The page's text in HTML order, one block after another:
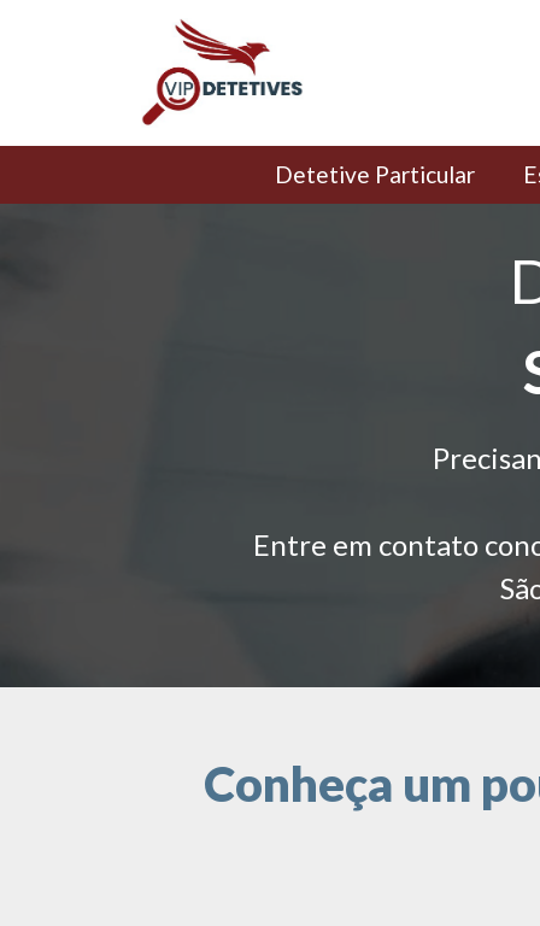
Detetive Particular
Entre em contato
Conheça um